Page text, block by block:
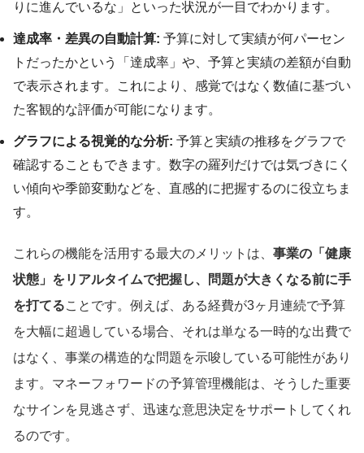
りに進んでいるな」といった状況が一目でわかります。
達成率・差異の自動計算: 予算に対して実績が何パーセン
トだったかという「達成率」や、予算と実績の差額が自動
で表示されます。これにより、感覚ではなく数値に基づい
た客観的な評価が可能になります。
グラフによる視覚的な分析: 予算と実績の推移をグラフで
確認することもできます。数字の羅列だけでは気づきにく
い傾向や季節変動などを、直感的に把握するのに役立ちま
す。
これらの機能を活用する最大のメリットは、 事業の「健康
状態」をリアルタイムで把握し、問題が大きくなる前に手
を打てることです。例えば、ある経費が3ヶ月連続で予算
を大幅に超過している場合、それは単なる一時的な出費で
はなく、事業の構造的な問題を示唆している可能性があり
ます。マネーフォワードの予算管理機能は、そうした重要
なサインを見逃さず、迅速な意思決定をサポートしてくれ
るのです。